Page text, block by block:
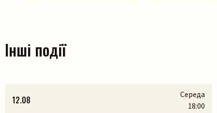
Інші події
12.08
Середа
18:00